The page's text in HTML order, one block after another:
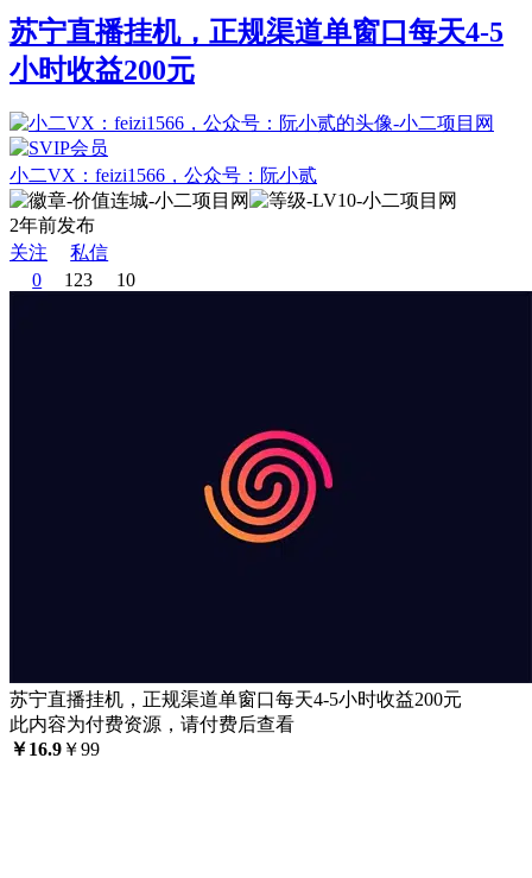
苏宁直播挂机，正规渠道单窗口每天4-5
小时收益200元
小二VX：feizi1566，公众号：阮小贰
2年前发布
关注
私信
0
123 10
苏宁直播挂机，正规渠道单窗口每天4-5小时收益200元
此内容为付费资源，请付费后查看
￥16.9 ￥99